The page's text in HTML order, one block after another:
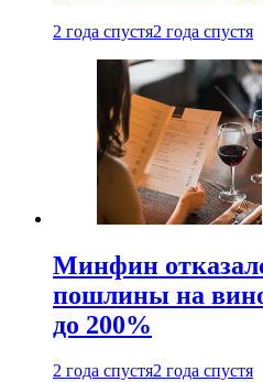
2 года спустя2 года спустя
Минфин
пошлины на
до 200%
2 года спустя2 года спустя